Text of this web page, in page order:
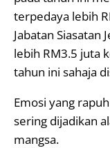
terpedaya lebih
Jabatan Siasatan
lebih RM3.5 juta
tahun ini sahaja
Emosi yang
sering dijadikan
mangsa.